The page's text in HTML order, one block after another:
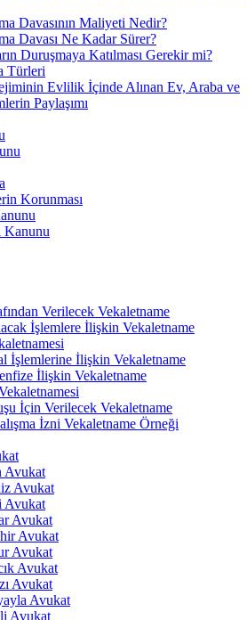
Davasının Maliyeti Nedir?
Davası Ne Kadar Sürer?
Duruşmaya Katılması Gerekir mi?
Türleri
Evlilik İçinde Alınan Ev, Araba ve
Paylaşımı
Korunması
Kanunu
Verilecek Vekaletname
İşlemlere İlişkin Vekaletname
İşlemlerine İlişkin Vekaletname
İlişkin Vekaletname
İçin Verilecek Vekaletname
İzni Vekaletname Örneği
Avukat
Avukat
Avukat
Avukat
Avukat
Avukat
Avukat
Avukat
Avukat
Avukat